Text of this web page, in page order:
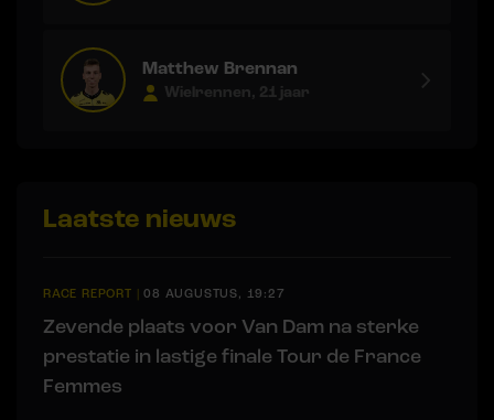
Matthew Brennan
Wielrennen, 21 jaar
Laatste nieuws
RACE REPORT |08 AUGUSTUS, 19:27
Zevende plaats voor Van Dam na sterke
prestatie in lastige finale Tour de France
Femmes